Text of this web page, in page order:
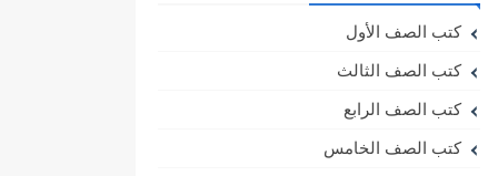
كتب الصف الأول
كتب الصف الثالث
كتب الصف الرابع
كتب الصف الخامس